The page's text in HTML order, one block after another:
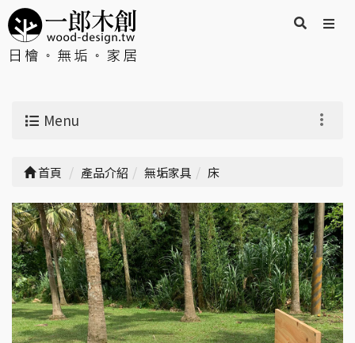
Menu
首頁 產品介紹 無垢家具 床